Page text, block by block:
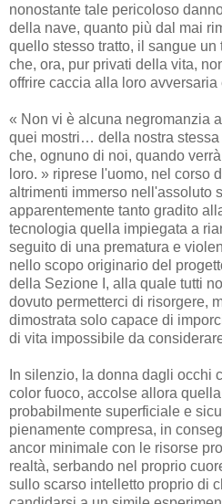
nonostante tale pericoloso
della nave, quanto più dal mai
quello stesso tratto, il sangue
che, ora, pur privati della vita,
offrire caccia alla loro avversaria
« Non vi è alcuna negromanzia
quei mostri… della nostra
che, ognuno di noi, quando
loro. » riprese l'uomo, nel corso
altrimenti immerso nell'assoluto
apparentemente tanto gradito
tecnologia quella impiegata a
seguito di una prematura e
nello scopo originario del
della Sezione I, alla quale tutti
dovuto permetterci di risorgere,
dimostrata solo capace di
di vita impossibile da
In silenzio, la donna dagli occhi
color fuoco, accolse allora
probabilmente superficiale e
pienamente compresa, in
ancor minimale con le risorse
realtà, serbando nel proprio
sullo scarso intelletto proprio di